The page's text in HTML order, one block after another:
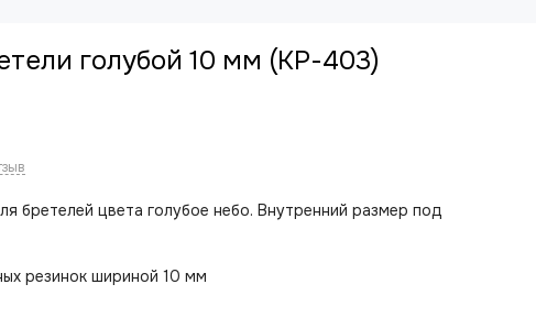
голубой 10 мм (КР-403)
бретелей цвета голубое небо. Внутренний размер под
резинок шириной 10 мм